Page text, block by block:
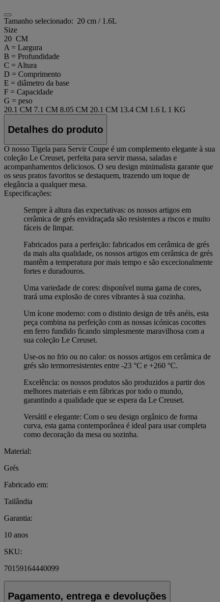
Tamanho selecionado: 20 cm / 1.6L
Size
20 CM
A = Largura
B = Profundidade
C = Altura
D = Comprimento
E = diâmetro da base
F = Capacidade
G = peso
20.1 CM 7.1 CM 8.05 CM 20.1 CM 13.4 CM 1.6 L 1 KG
Detalhes do produto
O nosso Tigela para Servir Coupe é um complemento elegante à sua
coleção Le Creuset, perfeita para servir massa, saladas e
acompanhamentos deliciosos. O seu design minimalista garante que
os seus pratos favoritos se destaquem, trazendo um toque de
elegância a qualquer mesa.
Especificações:
Sempre à altura das expectativas: os nossos artigos em
cerâmica de grés envidraçada são resistentes a riscos e muito
fáceis de limpar.
Fabricados para a perfeição: fabricados em cerâmica de grés
da mais alta qualidade, os nossos artigos em cerâmica de grés
mantêm a temperatura por mais tempo e são excecionalmente
fortes e duradouros.
Uma variedade de cores: disponível numa gama de cores,
trará uma explosão de cores vibrantes à sua cozinha.
Um ícone moderno: com o distinto design de três anéis, esta
peça combina na perfeição com as nossas icónicas cocottes
em ferro fundido ficando simplesmente maravilhosa com a
sua coleção Le Creuset.
Use-os no frio ou no calor: os nossos artigos em cerâmica de
grés são termorresistentes entre -23 °C e +260 °C.
Excelência: os nossos produtos são produzidos a partir dos
melhores materiais e em fábricas por todo o mundo,
garantindo a qualidade que se espera da Le Creuset.
Versátil e elegante: Com o seu design orgânico de forma
curva, esta gama contemporânea é ideal para usar completa
como decoração da mesa ou sozinha.
Material:
Grés
Fabricado em:
Tailândia
Garantia:
10 anos
SKU:
70159164440099
Pagamento, entrega e devoluções